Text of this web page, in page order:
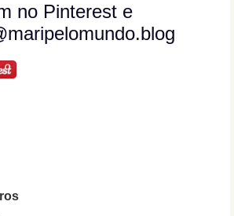
no Pinterest e